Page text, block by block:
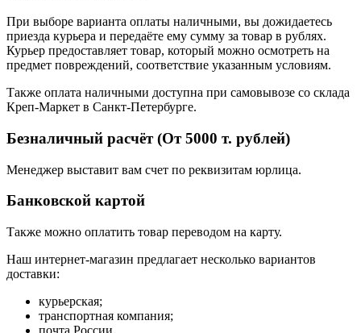
При выборе варианта оплаты наличными, вы дожидаетесь
приезда курьера и передаёте ему сумму за товар в рублях.
Курьер предоставляет товар, который можно осмотреть на
предмет повреждений, соответствие указанным условиям.
Также оплата наличными доступна при самовывозе со склада
Креп-Маркет в Санкт-Петербурге.
Безналичный расчёт (От 5000 т. рублей)
Менеджер выставит вам счет по реквизитам юрлица.
Банковской картой
Также можно оплатить товар переводом на карту.
Наш интернет-магазин предлагает несколько вариантов
доставки:
курьерская;
транспортная компания;